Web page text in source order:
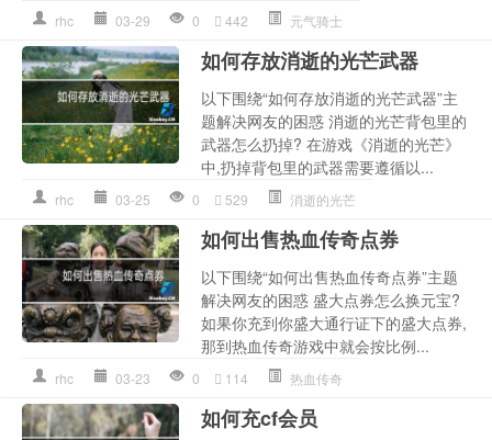
rhc 03-29 0 442 元气骑士
如何存放消逝的光芒武器
以下围绕“如何存放消逝的光芒武器”主
题解决网友的困惑 消逝的光芒背包里的
武器怎么扔掉? 在游戏《消逝的光芒》
中,扔掉背包里的武器需要遵循以...
rhc 03-25 0 529 消逝的光芒
如何出售热血传奇点券
以下围绕“如何出售热血传奇点券”主题
解决网友的困惑 盛大点券怎么换元宝?
如果你充到你盛大通行证下的盛大点券,
那到热血传奇游戏中就会按比例...
rhc 03-23 0 114 热血传奇
如何充cf会员